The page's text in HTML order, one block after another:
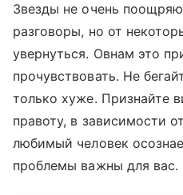
Звезды не очень
разговоры, но от
увернуться. Овнам это
прочувствовать. Не
только хуже. Признайте
правоту, в зависимости
любимый человек
проблемы важны для вас.